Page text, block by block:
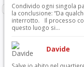
Condivido ogni singola
la conclusione: “Da
interrotto. Il processo
questo luogo si...
Davide